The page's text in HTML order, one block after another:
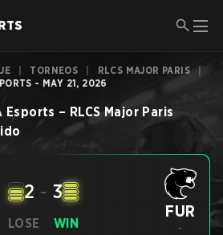
TORNEOS RLCS MAJOR PARIS
- MAY 21, 2026
Esports – RLCS Major Paris
LOSE
2 - 3
WIN
FUR
-